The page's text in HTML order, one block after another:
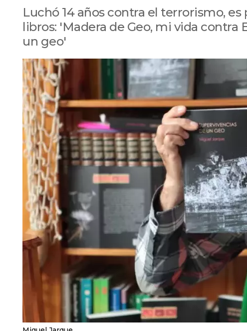
Luchó 14 años contra el terrorismo,
libros: 'Madera de Geo, mi vida contra
un geo'